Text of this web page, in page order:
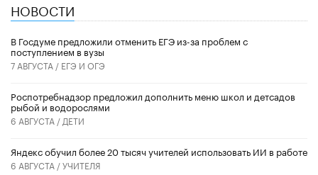
НОВОСТИ
В Госдуме предложили отменить ЕГЭ из-за проблем с
поступлением в вузы
7 АВГУСТА / ЕГЭ И ОГЭ
Роспотребнадзор предложил дополнить меню школ и детсадов
рыбой и водорослями
6 АВГУСТА / ДЕТИ
​Яндекс обучил более 20 тысяч учителей использовать ИИ в работе
6 АВГУСТА /УЧИТЕЛЯ